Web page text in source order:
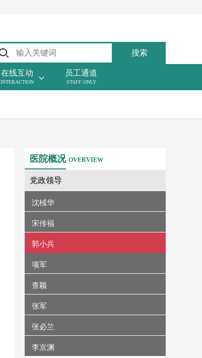
搜索
在线互动
INTERACTION
员工通道
STAFF ONLY
医院概况 OVERVIEW
党政领导
沈棫华
宋传福
郭小兵
项军
查颖
张军
张必兰
李京渊